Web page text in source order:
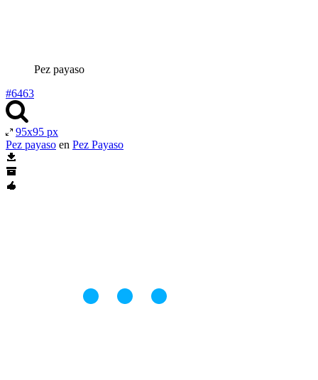
Pez payaso
#6463
95x95 px
Pez payaso en Pez Payaso